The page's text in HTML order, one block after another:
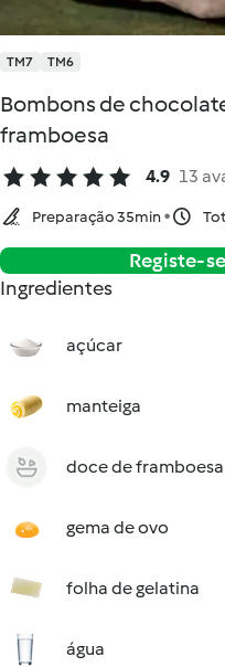
TM7 TM6
Bombons de
framboesa
4.9 13
Preparação 35min
Registe-
Ingredientes
açúcar
manteiga
doce de framboesa
gema de ovo
folha de gelatina
água